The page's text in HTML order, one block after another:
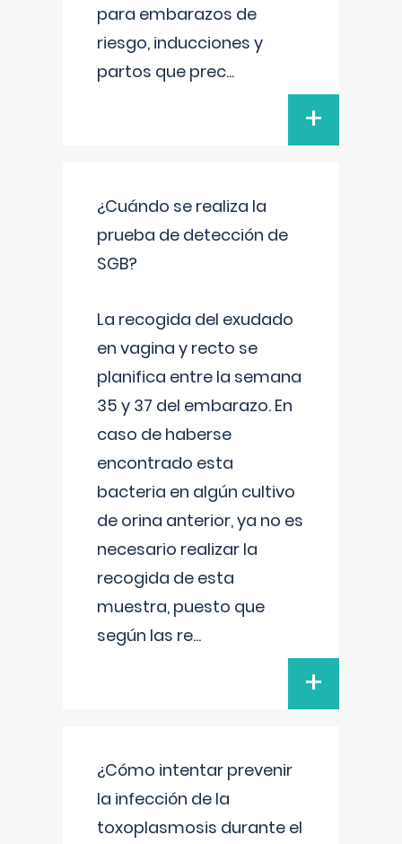
para embarazos de
riesgo, inducciones y
partos que prec...
+
¿Cuándo se realiza la
prueba de detección de
SGB?
La recogida del exudado
en vagina y recto se
planifica entre la semana
35 y 37 del embarazo. En
caso de haberse
encontrado esta
bacteria en algún cultivo
de orina anterior, ya no es
necesario realizar la
recogida de esta
muestra, puesto que
según las re...
+
¿Cómo intentar prevenir
la infección de la
toxoplasmosis durante el